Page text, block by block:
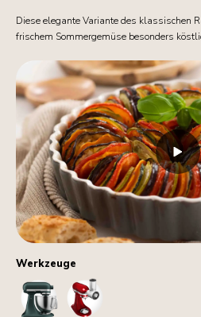
Werkzeuge
StandMixer
Diese elegante Variante des klassischen
frischem Sommergemüse besonders